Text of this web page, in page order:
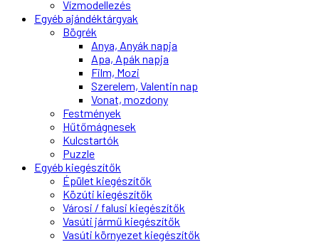
Vízmodellezés
Egyéb ajándéktárgyak
Bögrék
Anya, Anyák napja
Apa, Apák napja
Film, Mozi
Szerelem, Valentin nap
Vonat, mozdony
Festmények
Hűtőmágnesek
Kulcstartók
Puzzle
Egyéb kiegészítők
Épület kiegészítők
Közúti kiegészítők
Városi / falusi kiegészítők
Vasúti jármű kiegészítők
Vasúti környezet kiegészítők